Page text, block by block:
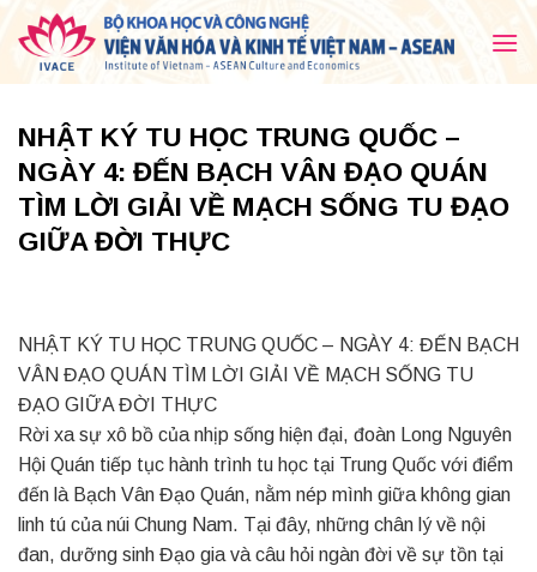
content
NHẬT KÝ TU HỌC TRUNG QUỐC –
NGÀY 4: ĐẾN BẠCH VÂN ĐẠO QUÁN
TÌM LỜI GIẢI VỀ MẠCH SỐNG TU ĐẠO
GIỮA ĐỜI THỰC
NHẬT KÝ TU HỌC TRUNG QUỐC – NGÀY 4: ĐẾN BẠCH
VÂN ĐẠO QUÁN TÌM LỜI GIẢI VỀ MẠCH SỐNG TU
ĐẠO GIỮA ĐỜI THỰC
Rời xa sự xô bồ của nhịp sống hiện đại, đoàn Long Nguyên
Hội Quán tiếp tục hành trình tu học tại Trung Quốc với điểm
đến là Bạch Vân Đạo Quán, nằm nép mình giữa không gian
linh tú của núi Chung Nam. Tại đây, những chân lý về nội
đan, dưỡng sinh Đạo gia và câu hỏi ngàn đời về sự tồn tại